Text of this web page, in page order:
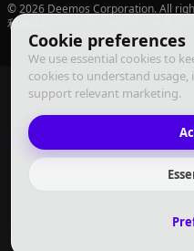
Cookie preferences
We use essential cookies to
cookies to understand
support relevant marketing.
© 2026 Deemos Corporation. All
利用規約